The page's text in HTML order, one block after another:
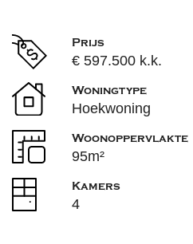
Prijs
€ 597.500 k.k.
Woningtype
Hoekwoning
Woonoppervlakte
95m²
Kamers
4